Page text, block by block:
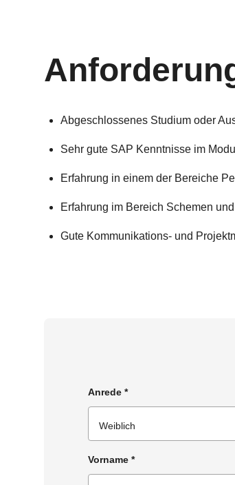
Abgeschlossenes Studium oder
Sehr gute SAP Kenntnisse im
Erfahrung in einem der Bereiche
Erfahrung im Bereich Schemen
Gute Kommunikations- und
Anrede *
Vorname *